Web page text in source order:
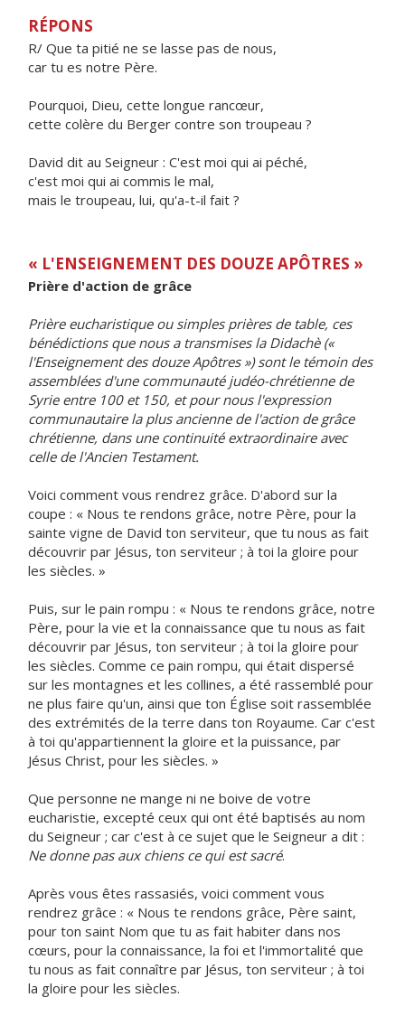
RÉPONS
R/ Que ta pitié ne se lasse pas de nous,
car tu es notre Père.
Pourquoi, Dieu, cette longue rancœur,
cette colère du Berger contre son troupeau ?
David dit au Seigneur : C'est moi qui ai péché,
c'est moi qui ai commis le mal,
mais le troupeau, lui, qu'a-t-il fait ?
« L'ENSEIGNEMENT DES DOUZE APÔTRES »
Prière d'action de grâce
Prière eucharistique ou simples prières de table, ces
bénédictions que nous a transmises la Didachè («
l'Enseignement des douze Apôtres ») sont le témoin des
assemblées d'une communauté judéo-chrétienne de
Syrie entre 100 et 150, et pour nous l'expression
communautaire la plus ancienne de l'action de grâce
chrétienne, dans une continuité extraordinaire avec
celle de l'Ancien Testament.
Voici comment vous rendrez grâce. D'abord sur la
coupe : « Nous te rendons grâce, notre Père, pour la
sainte vigne de David ton serviteur, que tu nous as fait
découvrir par Jésus, ton serviteur ; à toi la gloire pour
les siècles. »
Puis, sur le pain rompu : « Nous te rendons grâce, notre
Père, pour la vie et la connaissance que tu nous as fait
découvrir par Jésus, ton serviteur ; à toi la gloire pour
les siècles. Comme ce pain rompu, qui était dispersé
sur les montagnes et les collines, a été rassemblé pour
ne plus faire qu'un, ainsi que ton Église soit rassemblée
des extrémités de la terre dans ton Royaume. Car c'est
à toi qu'appartiennent la gloire et la puissance, par
Jésus Christ, pour les siècles. »
Que personne ne mange ni ne boive de votre
eucharistie, excepté ceux qui ont été baptisés au nom
du Seigneur ; car c'est à ce sujet que le Seigneur a dit :
Ne donne pas aux chiens ce qui est sacré.
Après vous êtes rassasiés, voici comment vous
rendrez grâce : « Nous te rendons grâce, Père saint,
pour ton saint Nom que tu as fait habiter dans nos
cœurs, pour la connaissance, la foi et l'immortalité que
tu nous as fait connaître par Jésus, ton serviteur ; à toi
la gloire pour les siècles.